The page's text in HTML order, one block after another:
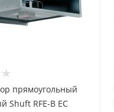
прямоугольный
Shuft RFE-B EC